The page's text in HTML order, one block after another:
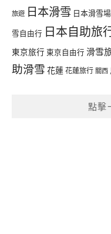
旅遊 日本滑雪 日本滑雪
雪自由行 日本自助旅
東京旅行 東京自由行 滑雪
助滑雪 花蓮花蓮旅行 關西
點擊